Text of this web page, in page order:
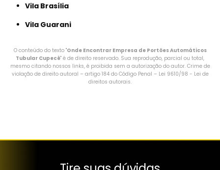
Vila Brasília
Vila Guarani
O conteúdo do texto "Onde Encontrar Empresa de Portões Automáticos
Tubular Cupecê" é de direito reservado. Sua reprodução, parcial ou total,
mesmo citando nossos links, é proibida sem a autorização do autor. Crime de
violação de direito autoral – artigo 184 do Código Penal – Lei 9610/98 - Lei de
direitos autorais.